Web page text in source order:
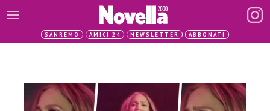
SANREMO AMICI 24 NEWSLETTER ABBONATI